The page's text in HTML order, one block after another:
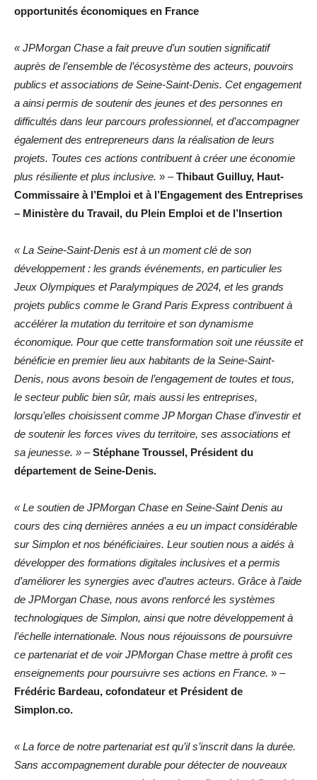
opportunités économiques en France
« JPMorgan Chase a fait preuve d’un soutien significatif
auprès de l’ensemble de l’écosystème des acteurs, pouvoirs
publics et associations de Seine-Saint-Denis. Cet engagement
a ainsi permis de soutenir des jeunes et des personnes en
difficultés dans leur parcours professionnel, et d’accompagner
également des entrepreneurs dans la réalisation de leurs
projets. Toutes ces actions contribuent à créer une économie
plus résiliente et plus inclusive. » –Thibaut Guilluy, Haut-
Commissaire à l’Emploi et à l’Engagement des Entreprises
– Ministère du Travail, du Plein Emploi et de l’Insertion
« La Seine-Saint-Denis est à un moment clé de son
développement : les grands événements, en particulier les
Jeux Olympiques et Paralympiques de 2024, et les grands
projets publics comme le Grand Paris Express contribuent à
accélérer la mutation du territoire et son dynamisme
économique. Pour que cette transformation soit une réussite et
bénéficie en premier lieu aux habitants de la Seine-Saint-
Denis, nous avons besoin de l’engagement de toutes et tous,
le secteur public bien sûr, mais aussi les entreprises,
lorsqu’elles choisissent comme JP Morgan Chase d’investir et
de soutenir les forces vives du territoire, ses associations et
sa jeunesse. » –Stéphane Troussel, Président du
département de Seine-Denis.
« Le soutien de JPMorgan Chase en Seine-Saint Denis au
cours des cinq dernières années a eu un impact considérable
sur Simplon et nos bénéficiaires. Leur soutien nous a aidés à
développer des formations digitales inclusives et a permis
d’améliorer les synergies avec d’autres acteurs. Grâce à l’aide
de JPMorgan Chase, nous avons renforcé les systèmes
technologiques de Simplon, ainsi que notre développement à
l’échelle internationale. Nous nous réjouissons de poursuivre
ce partenariat et de voir JPMorgan Chase mettre à profit ces
enseignements pour poursuivre ses actions en France. » –
Frédéric Bardeau, cofondateur et Président de
Simplon.co.
« La force de notre partenariat est qu’il s’inscrit dans la durée.
Sans accompagnement durable pour détecter de nouveaux